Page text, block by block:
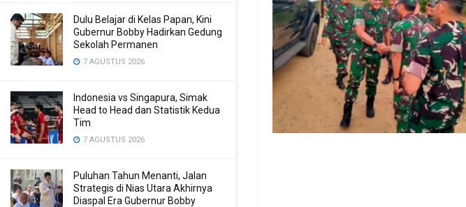
Dulu Belajar di Kelas Papan, Kini
Gubernur Bobby Hadirkan Gedung
Sekolah Permanen
7 AGUSTUS 2026
Indonesia vs Singapura, Simak
Head to Head dan Statistik Kedua
Tim
7 AGUSTUS 2026
Puluhan Tahun Menanti, Jalan
Strategis di Nias Utara Akhirnya
Diaspal Era Gubernur Bobby